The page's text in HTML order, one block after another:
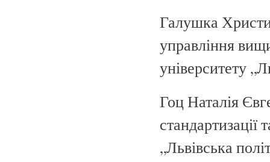
Галушка
управління
університету
Гоц Наталія
стандартизації
„Львівська